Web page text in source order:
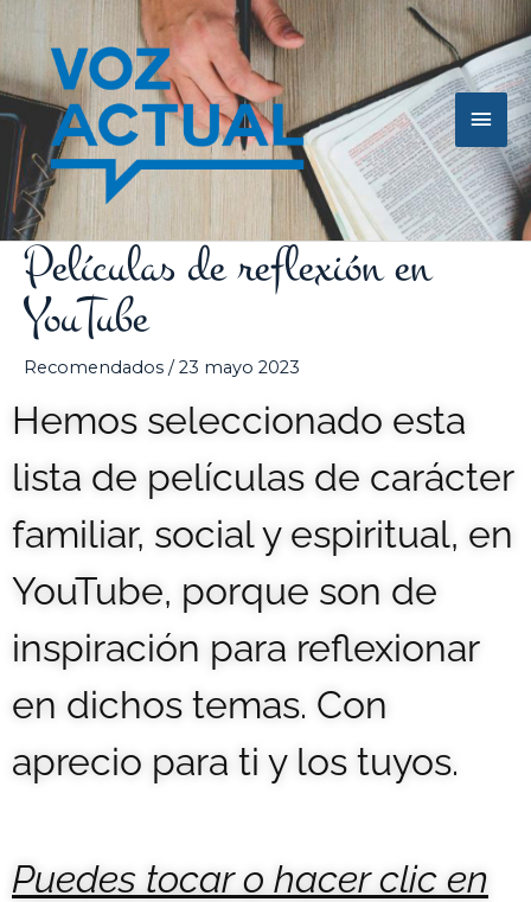
contenido
Películas de reflexión en
YouTube
Recomendados /23 mayo 2023
Hemos seleccionado esta
lista de películas de carácter
familiar, social y espiritual, en
YouTube, porque son de
inspiración para reflexionar
en dichos temas. Con
aprecio para ti y los tuyos.
Puedes tocar o hacer clic en